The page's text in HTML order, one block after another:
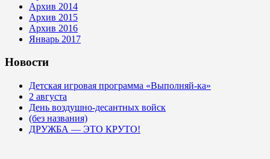
Архив 2014
Архив 2015
Архив 2016
Январь 2017
Новости
Детская игровая программа «Выполняй-ка»
2 августа
День воздушно-десантных войск
(без названия)
ДРУЖБА — ЭТО КРУТО!